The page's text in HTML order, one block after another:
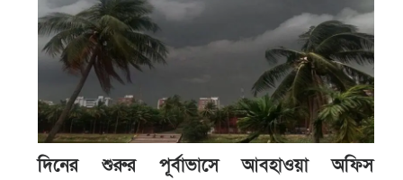
দিনের শুরুর পূর্বাভাসে আবহাওয়া অফিস